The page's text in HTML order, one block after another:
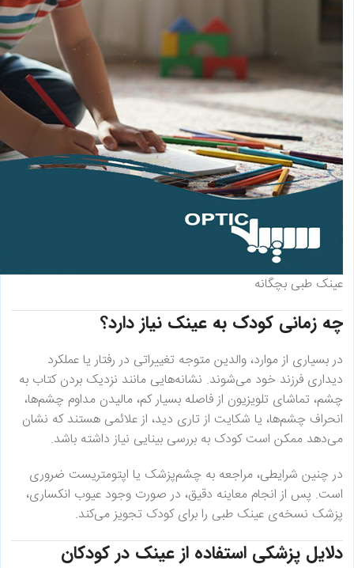
عینک طبی بچگانه
چه زمانی کودک به عینک نیاز دارد؟
در بسیاری از موارد، والدین متوجه تغییراتی در رفتار یا عملکرد
دیداری فرزند خود می‌شوند. نشانه‌هایی مانند نزدیک بردن کتاب به
چشم، تماشای تلویزیون از فاصله بسیار کم، مالیدن مداوم چشم‌ها،
انحراف چشم‌ها، یا شکایت از تاری دید، از علائمی هستند که نشان
می‌دهد ممکن است کودک به بررسی بینایی نیاز داشته باشد.
در چنین شرایطی، مراجعه به چشم‌پزشک یا اپتومتریست ضروری
است. پس از انجام معاینه دقیق، در صورت وجود عیوب انکساری،
پزشک نسخه‌ی عینک طبی را برای کودک تجویز می‌کند.
دلایل پزشکی استفاده از عینک در کودکان